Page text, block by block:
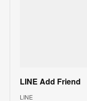
LINE Add Friend
LINE